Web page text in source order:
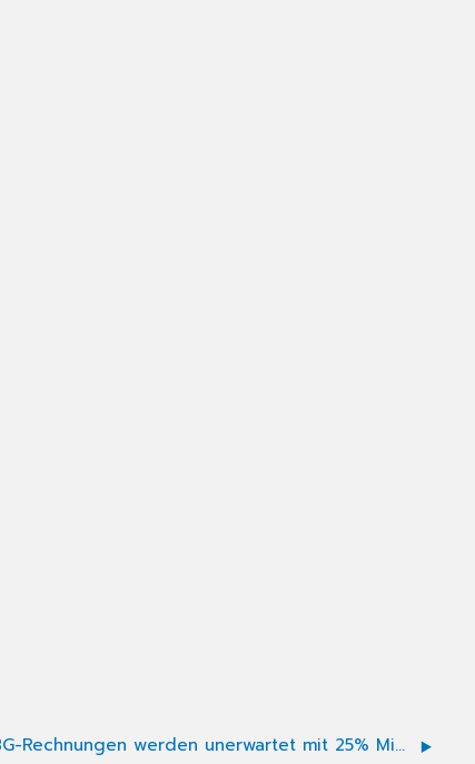
BG-Rechnungen werden unerwartet mit 25% Minderung erstellt